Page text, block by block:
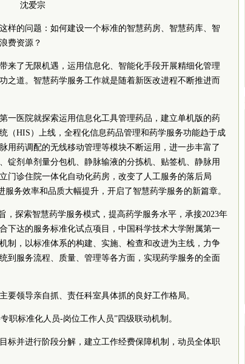
沈爱宗
样的问题：如何建设一个标准的智慧药房、智慧药库、智
费资源？
来了无限机遇，运用信息化、智能化手段开展精细化管理
之道。智慧药学服务工作就是随着新医改进程不断推进而
一医院就探索运用信息化工具管理药品，建立单机版的药
（HIS）上线，全程化信息药品管理和药学服务功能趋于成
用药调配的无线移动管理等模块不断运用，进一步丰富了
锭剂单剂量分包机、静脉输液的分拣机、贴签机、静脉用
门诊住院一体化自动化药房，改变了人工服务的落后局
服务效率和品质大幅提升，开启了智慧药学服务的新篇章。
，探索智慧药学服务模式，提高药学服务水平，承接2023年
下达的服务标准化试点项目，中国科学技术大学附属第一
制，以标准体系的构建、实施、检查和改进为主线，力争
到服务流程、质量、管理等各方面，实现药学服务的全面
要领导亲自抓、责任科室具体抓的良好工作格局。
职标准化人员-岗位工作人员”四级联动机制。
标并进行阶段分解，建立工作经费保障机制，动员全体职